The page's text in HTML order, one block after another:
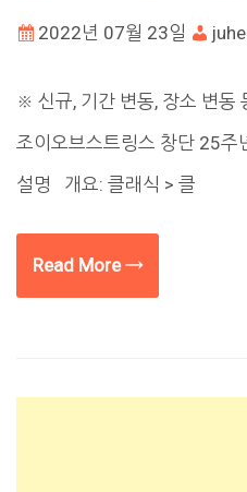
2022년 07월 23일
※ 신규, 기간 변동, 장소 변동
조이오브스트링스 창단 25
설명 개요: 클래식 > 클
Read More →